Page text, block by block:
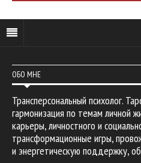
ОБО МНЕ
Трансперсональный психолог.
гармонизация по темам личной
карьеры, личностного и
трансформационные игры,
и энергетическую поддержку,